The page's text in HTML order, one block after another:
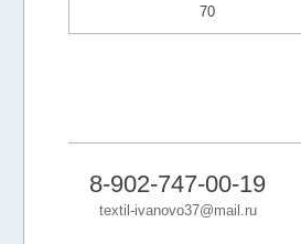
70
8-902-747-00-19
textil-ivanovo37@mail.ru